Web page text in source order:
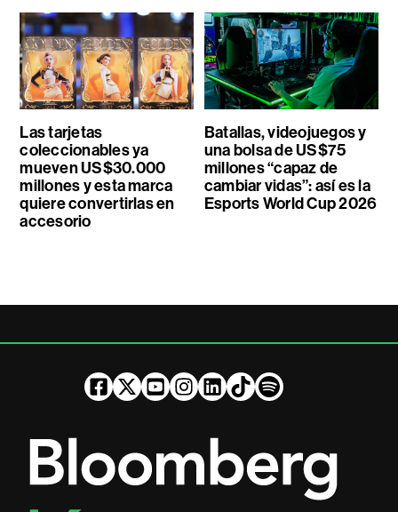
Las tarjetas
coleccionables ya
mueven US$30.000
millones y esta marca
quiere convertirlas en
accesorio
Batallas, videojuegos y
una bolsa de US$75
millones “capaz de
cambiar vidas”: así es la
Esports World Cup 2026